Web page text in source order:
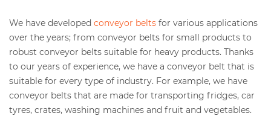
We have developed conveyor belts for various applications
over the years; from conveyor belts for small products to
robust conveyor belts suitable for heavy products. Thanks
to our years of experience, we have a conveyor belt that is
suitable for every type of industry. For example, we have
conveyor belts that are made for transporting fridges, car
tyres, crates, washing machines and fruit and vegetables.